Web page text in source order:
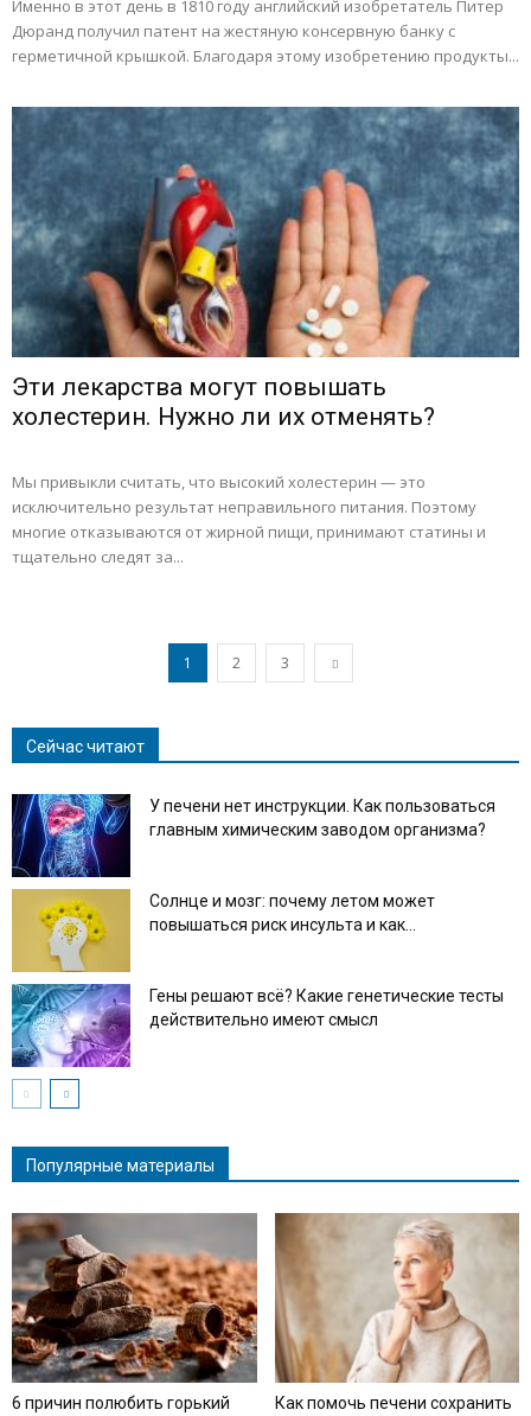
Именно в этот день в 1810 году английский изобретатель Питер
Дюранд получил патент на жестяную консервную банку с
герметичной крышкой. Благодаря этому изобретению продукты...
Эти лекарства могут повышать
холестерин. Нужно ли их отменять?
Мы привыкли считать, что высокий холестерин — это
исключительно результат неправильного питания. Поэтому
многие отказываются от жирной пищи, принимают статины и
тщательно следят за...
1 2 3
Сейчас читают
У печени нет инструкции. Как пользоваться
главным химическим заводом организма?
Солнце и мозг: почему летом может
повышаться риск инсульта и как...
Гены решают всё? Какие генетические тесты
действительно имеют смысл
Популярные материалы
6 причин полюбить горький
Как помочь печени сохранить